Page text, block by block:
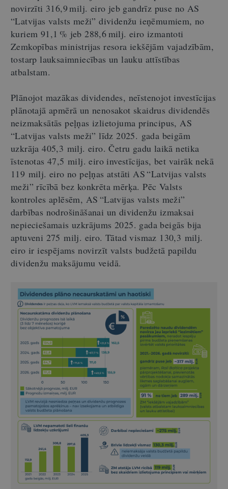
novirzīti 316,9 milj. eiro jeb gandrīz puse no AS
“Latvijas valsts meži” dividenžu ieņēmumiem, no
kuriem 91,1 % jeb 288,6 milj. eiro izmantoti
Zemkopības ministrijas resora iekšējām vajadzībām,
tostarp lauksaimniecības un lauku attīstības
atbalstam.
Plānojot mazākas dividendes, neīstenojot investīcijas
plānotajā apmērā un nenosakot skaidrus dividendēs
neizmaksātās peļņas izlietojuma principus, AS
“Latvijas valsts meži” līdz 2025. gada beigām
uzkrāja 405,3 milj. eiro. Četru gadu laikā netika
īstenotas 47,5 milj. eiro investīcijas, bet vairāk nekā
119 milj. eiro no peļņas atstāti AS “Latvijas valsts
meži” rīcībā bez konkrēta mērķa. Pēc Valsts
kontroles aplēsēm, AS “Latvijas valsts meži”
darbības nodrošināšanai un dividenžu izmaksai
nepieciešamais uzkrājums 2025. gada beigās bija
aptuveni 275 milj. eiro. Tātad vismaz 130,3 milj.
eiro ir iespējams novirzīt valsts budžetā papildu
dividenžu maksājumu veidā.